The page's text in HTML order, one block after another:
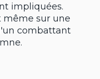
impliquées.
même sur une
combattant